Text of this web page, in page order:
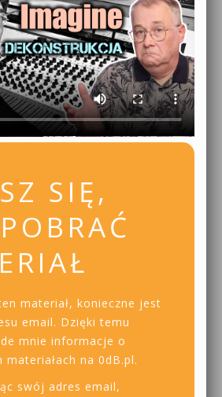
SIĘ,
materiał, konieczne jest
email. Dzięki temu
mnie informacje o
materiałach na 0dB.pl.
swój adres email,